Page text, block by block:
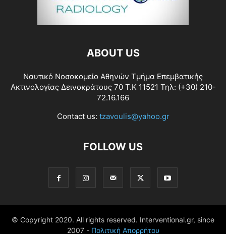
ABOUT US
Ναυτικό Νοσοκομείο Αθηνών Τμήμα Επεμβατικής
Ακτινολογίας Δεινοκράτους 70 Τ.Κ 11521 Τηλ: (+30) 210-
72.16.166
Contact us: tzavoulis@yahoo.gr
FOLLOW US
© Copyright 2020. All rights reserved. Interventional.gr, since
2007 - Πολιτική Απορρήτου